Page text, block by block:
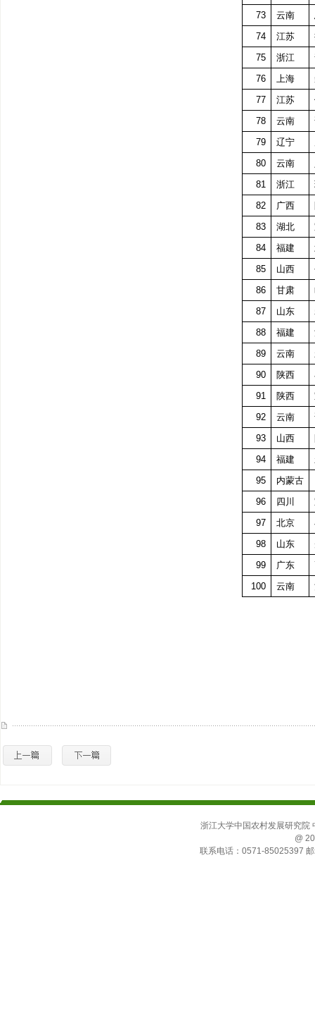
73
云南
74
江苏
75
浙江
76
上海
77
江苏
78
云南
79
辽宁
80
云南
81
浙江
82
广西
83
湖北
84
福建
85
山西
86
甘肃
87
山东
88
福建
89
云南
90
陕西
91
陕西
92
云南
93
山西
94
福建
95
内蒙古
96
四川
97
北京
98
山东
99
广东
100
云南
浙江大学中国农村发展研究院
@
联系电话：0571-85025397